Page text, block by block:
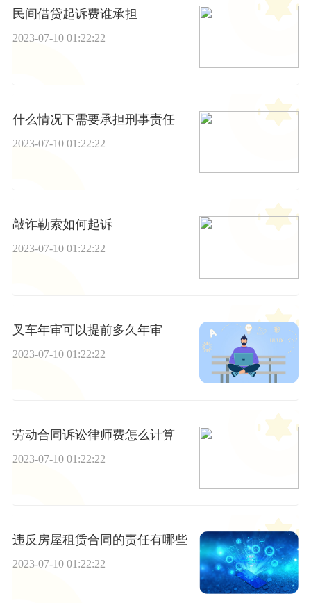
民间借贷起诉费谁承担
2023-07-10 01:22:22
什么情况下需要承担刑事责任
2023-07-10 01:22:22
敲诈勒索如何起诉
2023-07-10 01:22:22
叉车年审可以提前多久年审
2023-07-10 01:22:22
劳动合同诉讼律师费怎么计算
2023-07-10 01:22:22
违反房屋租赁合同的责任有哪些
2023-07-10 01:22:22